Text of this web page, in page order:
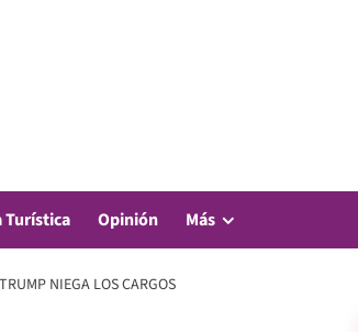
Turística Opinión Más
NIEGA LOS CARGOS